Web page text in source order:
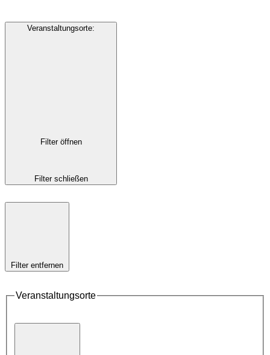
Veranstaltungsorte:
Filter öffnen
Filter schließen
Filter entfernen
Veranstaltungsorte